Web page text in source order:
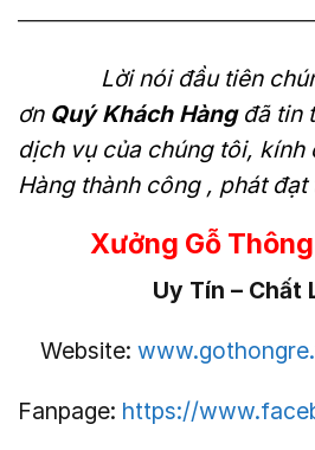
Lời nói đầu tiên
ơn Quý Khách Hàngđã tin
dịch vụ của chúng tôi, kính
Hàng thành công , phát
Xưởng Gỗ
Uy Tín – Chất
Website:
Fanpage: https://